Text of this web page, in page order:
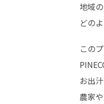
地域
どの
この
お出
農家